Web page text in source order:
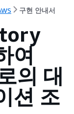
구현 안내서
여
의 대
션 조